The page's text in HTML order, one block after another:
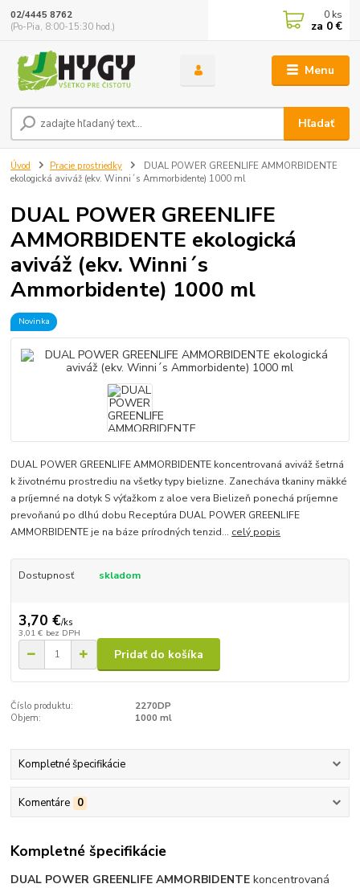
Menu
Hľadať
02/4445 8762
(Po-Pia, 8:00-15:30 hod.)
0 ks
za 0 €
Úvod Pracie prostriedky
DUAL POWER GREENLIFE AMMORBIDENTE
ekologická aviváž (ekv. Winni´s Ammorbidente) 1000 ml
DUAL POWER GREENLIFE
AMMORBIDENTE ekologická
aviváž (ekv. Winni´s
Ammorbidente) 1000 ml
Novinka
DUAL POWER GREENLIFE AMMORBIDENTE koncentrovaná aviváž šetrná
k životnému prostrediu na všetky typy bielizne. Zanecháva tkaniny mäkké
a príjemné na dotyk S výťažkom z aloe vera Bielizeň ponechá príjemne
prevoňanú po dlhú dobu Receptúra DUAL POWER GREENLIFE
AMMORBIDENTE je na báze prírodných tenzid... celý popis
Dostupnosť skladom
3,70 €/ks
3,01 € bez DPH
Pridať do košíka
Číslo produktu:
2270DP
Objem:
1000 ml
Kompletné špecifikácie
Komentáre 0
Kompletné špecifikácie
DUAL POWER GREENLIFE AMMORBIDENTEkoncentrovaná